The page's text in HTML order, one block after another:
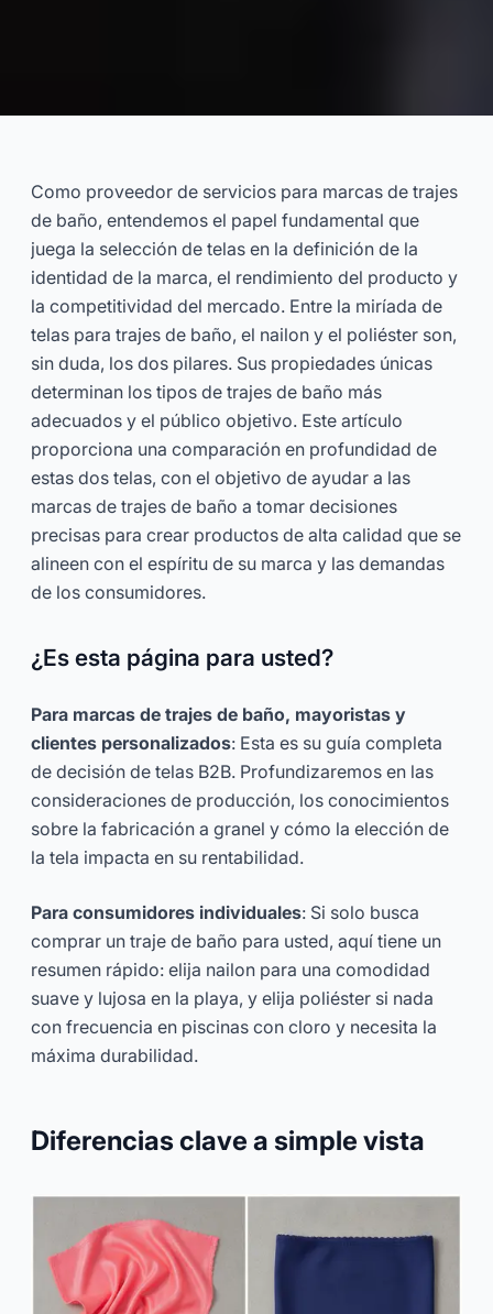
poliéster: ¿Qué tejido es mejor
para tu marca? (Guía B2B)
2025-02 Dayu
Consultar Ahora
Como proveedor de servicios para marcas de trajes
de baño, entendemos el papel fundamental que
juega la selección de telas en la definición de la
identidad de la marca, el rendimiento del producto y
la competitividad del mercado. Entre la miríada de
telas para trajes de baño, el nailon y el poliéster son,
sin duda, los dos pilares. Sus propiedades únicas
determinan los tipos de trajes de baño más
adecuados y el público objetivo. Este artículo
proporciona una comparación en profundidad de
estas dos telas, con el objetivo de ayudar a las
marcas de trajes de baño a tomar decisiones
precisas para crear productos de alta calidad que se
alineen con el espíritu de su marca y las demandas
de los consumidores.
¿Es esta página para usted?
Para marcas de trajes de baño, mayoristas y
clientes personalizados: Esta es su guía completa
de decisión de telas B2B. Profundizaremos en las
consideraciones de producción, los conocimientos
sobre la fabricación a granel y cómo la elección de
la tela impacta en su rentabilidad.
Para consumidores individuales: Si solo busca
comprar un traje de baño para usted, aquí tiene un
resumen rápido: elija nailon para una comodidad
suave y lujosa en la playa, y elija poliéster si nada
con frecuencia en piscinas con cloro y necesita la
máxima durabilidad.
Diferencias clave a simple vista